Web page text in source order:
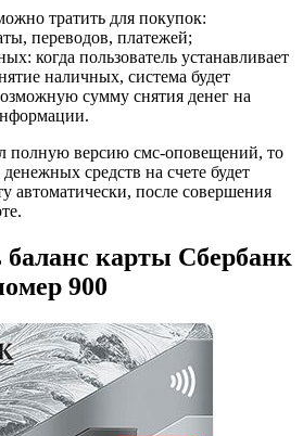
тратить для покупок:
переводов, платежей;
когда пользователь устанавливает
наличных, система будет
сумму снятия денег на
полную версию смс-оповещений, то
средств на счете будет
автоматически, после совершения
карты Сбербанк
900